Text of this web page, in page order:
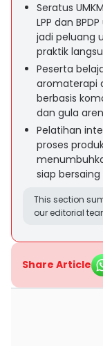
Seratus
LPP dan
jadi peluang
praktik
Peserta
aromaterapi
berbasis
dan gula
Pelatihan
proses
siap bersaing
This section
our editorial
Share Article